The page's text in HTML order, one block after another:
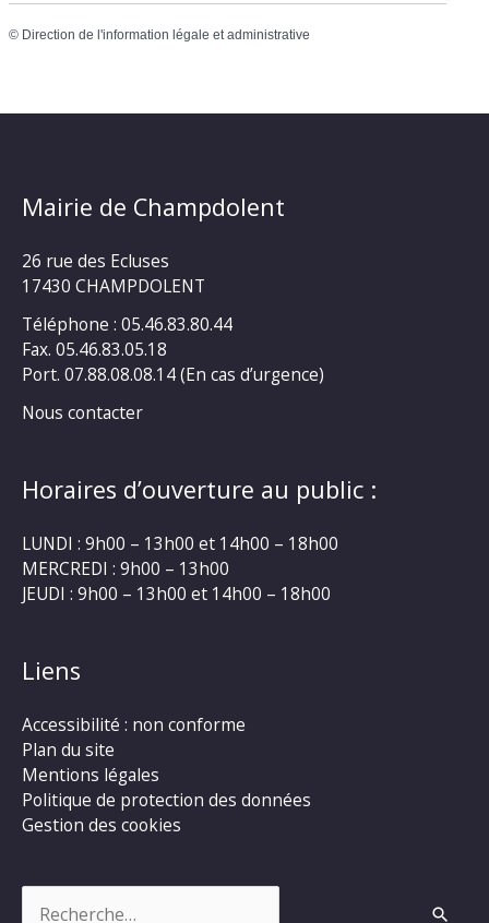
© Direction de l'information légale et administrative
Mairie de Champdolent
26 rue des Ecluses
17430 CHAMPDOLENT
Téléphone : 05.46.83.80.44
Fax. 05.46.83.05.18
Port. 07.88.08.08.14 (En cas d’urgence)
Nous contacter
Horaires d’ouverture au public :
LUNDI : 9h00 – 13h00 et 14h00 – 18h00
MERCREDI : 9h00 – 13h00
JEUDI : 9h00 – 13h00 et 14h00 – 18h00
Liens
Accessibilité : non conforme
Plan du site
Mentions légales
Politique de protection des données
Gestion des cookies